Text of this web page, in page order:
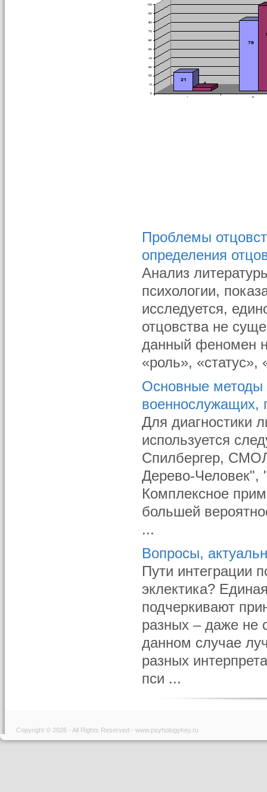
Проблемы
определения
Анализ
психологии,
исследуется,
отцовства не
данный феномен
«роль», «статус»,
Основные методы
военнослужащих,
Для диагностики
используется
Спилбергер,
Дерево-
Комплексное
большей
...
Вопросы,
Пути интеграции
эклектика?
подчеркивают
разных – даже не
данном случае
разных
пси ...
Copyright © 2026 - All Rights Reserved - www.psyhologykey.ru